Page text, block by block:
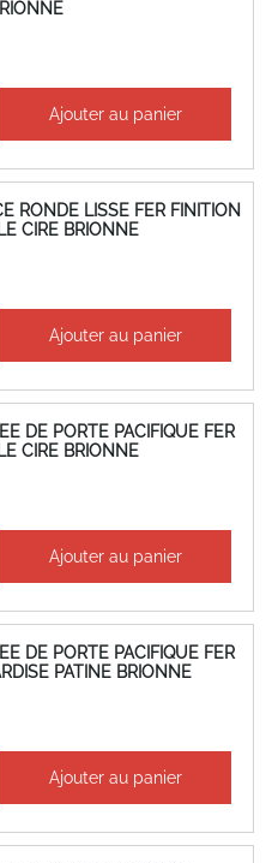
Ajouter au panier
RONDE LISSE FER FINITION
CIRE BRIONNE
Ajouter au panier
DE PORTE PACIFIQUE FER
CIRE BRIONNE
Ajouter au panier
DE PORTE PACIFIQUE FER
PATINE BRIONNE
Ajouter au panier